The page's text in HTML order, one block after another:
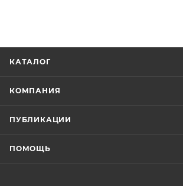
КАТАЛОГ
КОМПАНИЯ
ПУБЛИКАЦИИ
ПОМОЩЬ